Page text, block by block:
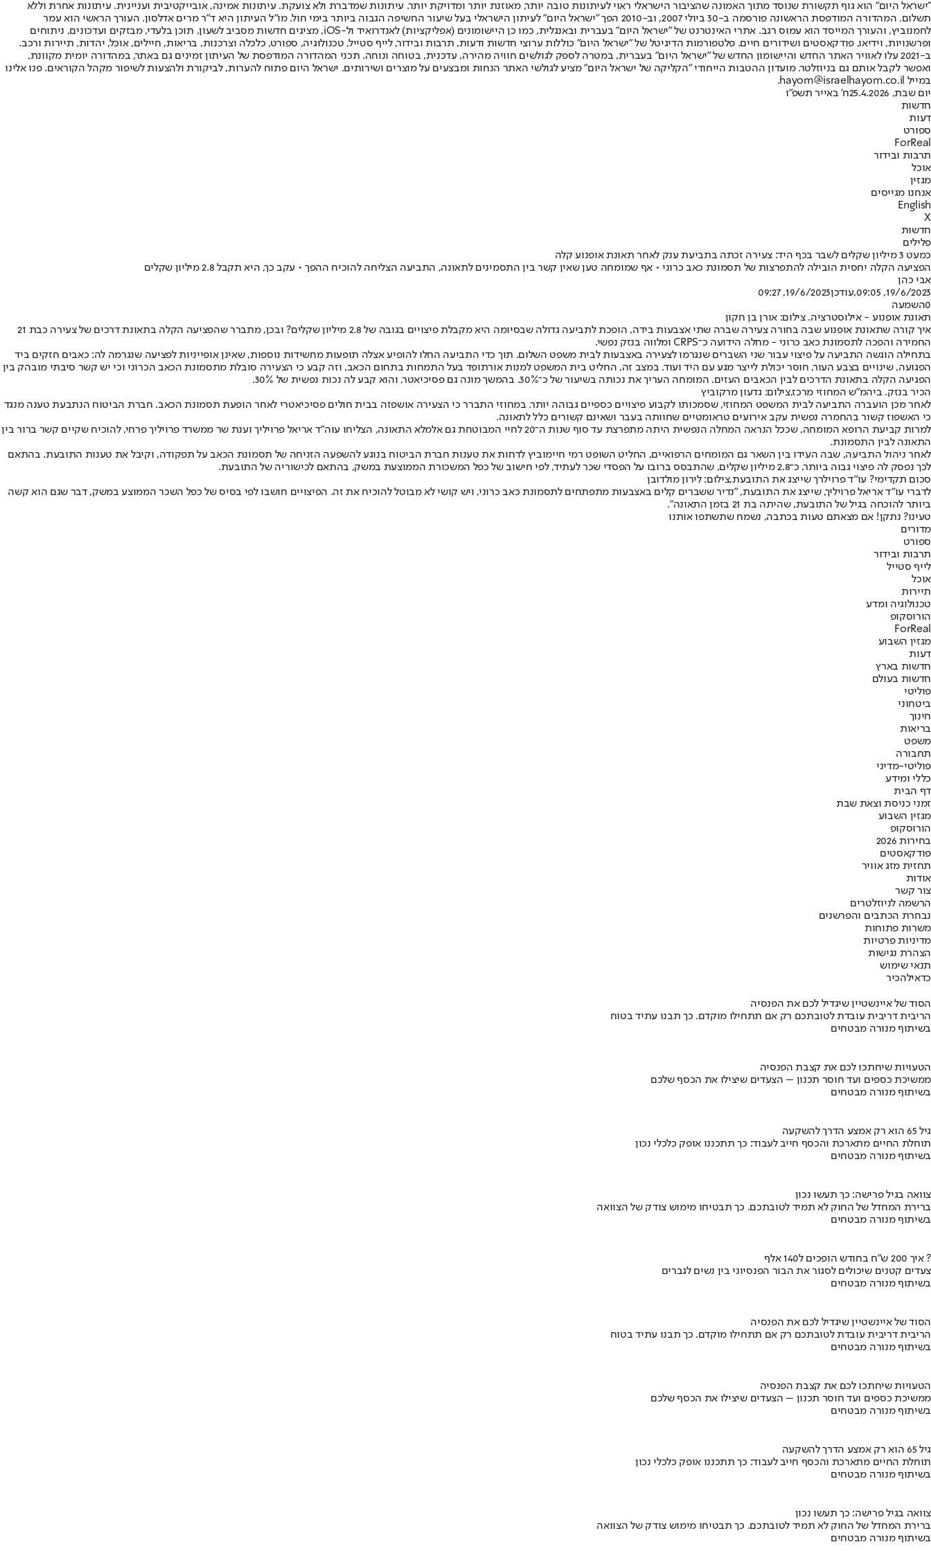
"ישראל היום" הוא גוף תקשורת שנוסד מתוך האמונה שהציבור הישראלי ראוי לעיתונות טובה יותר, מאוזנת יותר ומדויקת יותר. עיתונות שמדברת ולא צועקת. עיתונות אמינה, אובייקטיבית ועניינית. עיתונות אחרת וללא
תשלום. המהדורה המודפסת הראשונה פורסמה ב-30 ביולי 2007, וב-2010 הפך "ישראל היום" לעיתון הישראלי בעל שיעור החשיפה הגבוה ביותר בימי חול. מו"ל העיתון היא ד"ר מרים אדלסון. העורך הראשי הוא עמר
לחמנוביץ, והעורך המייסד הוא עמוס רגב. אתרי האינטרנט של "ישראל היום" בעברית ובאנגלית, כמו כן היישומונים (אפליקציות) לאנדרואיד ול-iOS, מציגים חדשות מסביב לשעון, תוכן בלעדי, מבזקים ועדכונים, ניתוחים
ופרשנויות, וידיאו, פודקאסטים ושידורים חיים. פלטפורמות הדיגיטל של "ישראל היום" כוללות ערוצי חדשות ודעות, תרבות ובידור, לייף סטייל, טכנולוגיה, ספורט, כלכלה וצרכנות, בריאות, חיילים, אוכל, יהדות, תיירות ורכב.
ב-2021 עלו לאוויר האתר החדש והיישומון החדש של "ישראל היום" בעברית, במטרה לספק לגולשים חוויה מהירה, עדכנית, בטוחה ונוחה. תכני המהדורה המודפסת של העיתון זמינים גם באתר, במהדורה יומית מקוונת,
ואפשר לקבל אותם גם בניוזלטר. מועדון ההטבות הייחודי "הקליקה של ישראל היום" מציע לגולשי האתר הנחות ומבצעים על מוצרים ושירותים. ישראל היום פתוח להערות, לביקורת ולהצעות לשיפור מקהל הקוראים. פנו אלינו
במייל hayom@israelhayom.co.il.
יום שבת, 25.4.2026
ח' באייר תשפ"ו
חדשות
דעות
ספורט
ForReal
תרבות ובידור
אוכל
מגזין
אנחנו מגייסים
English
X
חדשות
פלילים
כמעט 3 מיליון שקלים לשבר בכף היד: צעירה זכתה בתביעת ענק לאחר תאונת אופנוע קלה
הפציעה הקלה יחסית הובילה להתפרצות של תסמונת כאב כרוני • אף שמומחה טען שאין קשר בין התסמינים לתאונה, התביעה הצליחה להוכיח ההפך • עקב כך, היא תקבל 2.8 מיליון שקלים
אבי כהן
19/6/2023, 09:05
,עודכן19/6/2023, 09:27
0השמעה
תאונת אופנוע - אילוסטרציה. צילום: אורן בן חקון
איך קורה שתאונת אופנוע שבה בחורה צעירה שברה שתי אצבעות בידה, הופכת לתביעה גדולה שבסיומה היא מקבלת פיצויים בגובה של 2.8 מיליון שקלים? ובכן, מתברר שהפציעה הקלה בתאונת דרכים של צעירה כבת 21
החמירה והפכה לתסמונת כאב כרוני - מחלה הידועה כ־CRPS ומלווה בנזק נפשי.
בתחילה הוגשה התביעה על פיצוי עבור שני השברים שנגרמו לצעירה באצבעות לבית משפט השלום. תוך כדי התביעה החלו להופיע אצלה תופעות מחשידות נוספות, שאינן אופייניות לפציעה שנגרמה לה: כאבים חזקים ביד
הפגועה, שינויים בצבע העור, חוסר יכולת לייצר מגע עם היד ועוד. במצב זה, החליט בית המשפט למנות אורתופד בעל התמחות בתחום הכאב, וזה קבע כי הצעירה סובלת מתסמונת הכאב הכרוני וכי יש קשר סיבתי מובהק בין
הפגיעה הקלה בתאונת הדרכים לבין הכאבים העזים. המומחה העריך את נכותה בשיעור של כ־30%. בהמשך מונה גם פסיכיאטר, והוא קבע לה נכות נפשית של 30%.
הכיר בנזק. ביהמ"ש המחוזי מרכז,צילום: גדעון מרקוביץ
לאחר מכן הועברה התביעה לבית המשפט המחוזי, שסמכותו לקבוע פיצויים כספיים גבוהה יותר. במחוזי התברר כי הצעירה אושפזה בבית חולים פסיכיאטרי לאחר הופעת תסמונת הכאב. חברת הביטוח הנתבעת טענה מנגד
כי האשפוז קשור בהחמרה נפשית עקב אירועים טראומטיים שחוותה בעבר ושאינם קשורים כלל לתאונה.
למרות קביעת הרופא המומחה, שככל הנראה המחלה הנפשית היתה מתפרצת עד סוף שנות ה־20 לחיי המבוטחת גם אלמלא התאונה, הצליחו עוה"ד אריאל פרויליך וענת שר ממשרד פרויליך פרחי, להוכיח שקיים קשר ברור בין
התאונה לבין התסמונת.
לאחר ניהול התביעה, שבה העידו בין השאר גם המומחים הרפואיים, החליט השופט רמי חיימוביץ לדחות את טענות חברת הביטוח בנוגע להשפעה הזניחה של תסמונת הכאב על תפקודה, וקיבל את טענות התובעת. בהתאם
לכך נפסק לה פיצוי גבוה ביותר, כ־2.8 מיליון שקלים, שהתבסס ברובו על הפסדי שכר לעתיד, לפי חישוב של כפל המשכורת הממוצעת במשק, בהתאם לכישוריה של התובעת.
סכום תקדימי? עו"ד פרוילרך שייצג את התובעת,צילום: לירון מולדובן
לדברי עו"ד אריאל פרויליך, שייצג את התובעת, "נדיר ששברים קלים באצבעות מתפתחים לתסמונת כאב כרוני, ויש קושי לא מבוטל להוכיח את זה. הפיצויים חושבו לפי בסיס של כפל השכר הממוצע במשק, דבר שגם הוא קשה
ביותר להוכחה בגיל של התובעת, שהיתה בת 21 בזמן התאונה".
טעינו? נתקן! אם מצאתם טעות בכתבה, נשמח שתשתפו אותנו
מדורים
ספורט
תרבות ובידור
לייף סטייל
אוכל
תיירות
טכנולוגיה ומדע
הורוסקופ
ForReal
מגזין השבוע
דעות
חדשות בארץ
חדשות בעולם
פוליטי
ביטחוני
חינוך
בריאות
משפט
תחבורה
פוליטי-מדיני
כללי ומידע
דף הבית
זמני כניסת וצאת שבת
מגזין השבוע
הורוסקופ
בחירות 2026
פודקאסטים
תחזית מזג אוויר
אודות
צור קשר
הרשמה לניוזלטרים
נבחרת הכתבים והפרשנים
משרות פתוחות
מדיניות פרטיות
הצהרת נגישות
תנאי שימוש
כדאילהכיר
הסוד של איינשטיין שיגדיל לכם את הפנסיה
הריבית דריבית עובדת לטובתכם רק אם תתחילו מוקדם. כך תבנו עתיד בטוח
בשיתוף מנורה מבטחים
הטעויות שיחתכו לכם את קצבת הפנסיה
ממשיכת כספים ועד חוסר תכנון – הצעדים שיצילו את הכסף שלכם
בשיתוף מנורה מבטחים
גיל 65 הוא רק אמצע הדרך להשקעה
תוחלת החיים מתארכת והכסף חייב לעבוד: כך תתכננו אופק כלכלי נכון
בשיתוף מנורה מבטחים
צוואה בגיל פרישה: כך תעשו נכון
ברירת המחדל של החוק לא תמיד לטובתכם. כך תבטיחו מימוש צודק של הצוואה
בשיתוף מנורה מבטחים
איך 200 ש"ח בחודש הופכים ל140 אלף ?
צעדים קטנים שיכולים לסגור את הבור הפנסיוני בין נשים לגברים
בשיתוף מנורה מבטחים
הסוד של איינשטיין שיגדיל לכם את הפנסיה
הריבית דריבית עובדת לטובתכם רק אם תתחילו מוקדם. כך תבנו עתיד בטוח
בשיתוף מנורה מבטחים
הטעויות שיחתכו לכם את קצבת הפנסיה
ממשיכת כספים ועד חוסר תכנון – הצעדים שיצילו את הכסף שלכם
בשיתוף מנורה מבטחים
גיל 65 הוא רק אמצע הדרך להשקעה
תוחלת החיים מתארכת והכסף חייב לעבוד: כך תתכננו אופק כלכלי נכון
בשיתוף מנורה מבטחים
צוואה בגיל פרישה: כך תעשו נכון
ברירת המחדל של החוק לא תמיד לטובתכם. כך תבטיחו מימוש צודק של הצוואה
בשיתוף מנורה מבטחים